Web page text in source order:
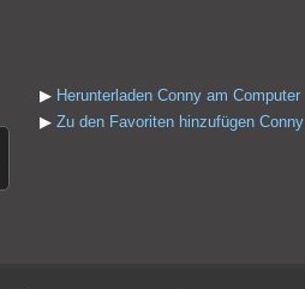
▶ Herunterladen Conny am Computer
▶ Zu den Favoriten hinzufügen Conny